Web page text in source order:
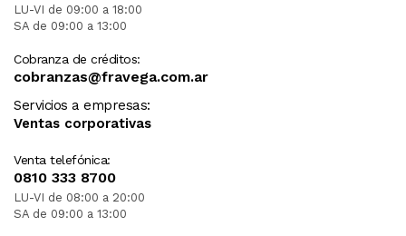
LU-VI de 09:00 a 18:00
SA de 09:00 a 13:00
Cobranza de créditos:
cobranzas@fravega.com.ar
Servicios a empresas:
Ventas corporativas
Venta telefónica:
0810 333 8700
LU-VI de 08:00 a 20:00
SA de 09:00 a 13:00